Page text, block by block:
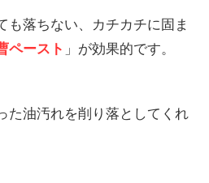
も落ちない、カチカチに固ま
ペースト 」が効果的です。
た油汚れを削り落としてくれ